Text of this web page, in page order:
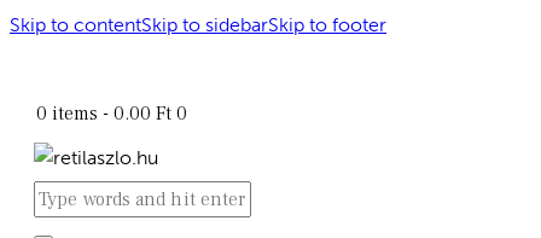
Skip to contentSkip to sidebarSkip to footer
0 items - 0.00 Ft 0